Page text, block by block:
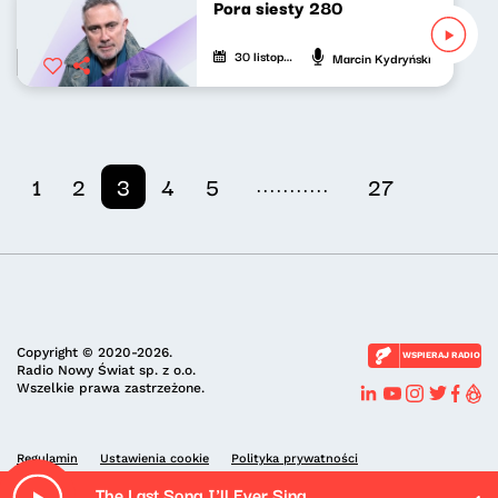
Pora siesty 280
30 listopada 2025 Marcin Kydryński
1 2 3 4 5 ........... 27
Copyright © 2020-2026.
Radio Nowy Świat sp. z o.o.
Wszelkie prawa zastrzeżone.
WSPIERAJ RADIO
Regulamin Ustawienia cookie Polityka prywatności